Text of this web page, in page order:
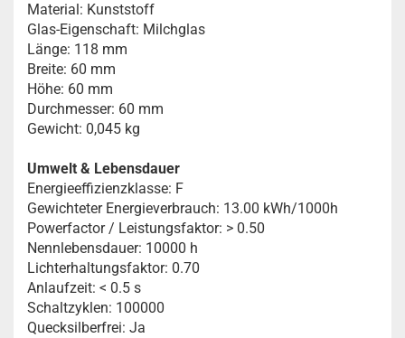
Material: Kunststoff
Glas-Eigenschaft: Milchglas
Länge: 118 mm
Breite: 60 mm
Höhe: 60 mm
Durchmesser: 60 mm
Gewicht: 0,045 kg
Umwelt & Lebensdauer
Energieeffizienzklasse: F
Gewichteter Energieverbrauch: 13.00 kWh/1000h
Powerfactor / Leistungsfaktor: > 0.50
Nennlebensdauer: 10000 h
Lichterhaltungsfaktor: 0.70
Anlaufzeit: < 0.5 s
Schaltzyklen: 100000
Quecksilberfrei: Ja